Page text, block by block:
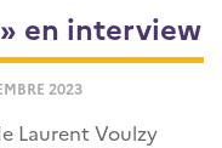
en interview
2023
Laurent Voulzy